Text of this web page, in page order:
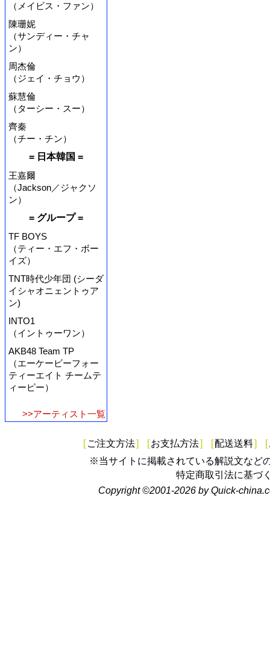
（メイビス・ファン）
陳珊妮
（サンディー・チャ
ン）
周杰倫
（ジェイ・チョウ）
蘇慧倫
（ターシー・スー）
齊秦
（チー・チン）
= 日本韓国 =
王嘉爾
（Jackson／ジャクソ
ン）
= グループ =
TF BOYS
（ティー・エフ・ボー
イズ）
TNT時代少年団 (シーダ
イシャオニェントゥア
ン)
INTO1
（イントゥーワン）
AKB48 Team TP
（エーケービーフォー
ティーエイト チームテ
ィーピー）
>>アーティスト一覧
[ ご注文方法] [お支払方法] [配送送料] [
※当サイトに掲載されている解説文など
特定商取引法に基づ
Copyright ©2001-2026 by Quick-